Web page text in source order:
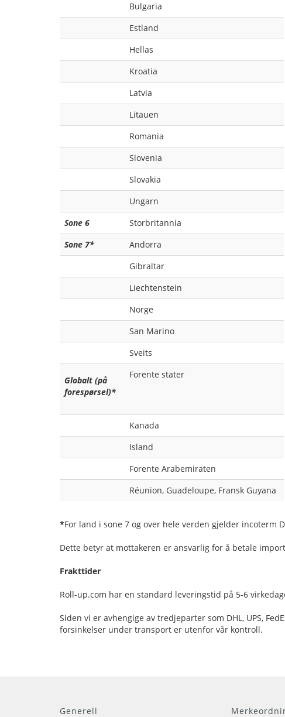
Bulgaria
Estland
Hellas
Kroatia
Latvia
Litauen
Romania
Slovenia
Slovakia
Ungarn
Sone 6
Storbritannia
Sone 7*
Andorra
Gibraltar
Liechtenstein
Norge
San Marino
Sveits
Globalt (på
forespørsel)*
Forente stater
Kanada
Island
Forente Arabemiraten
Réunion, Guadeloupe, Fransk Guyana
*For land i sone 7 og over hele verden gjelder incoterm
Dette betyr at mottakeren er ansvarlig for å betale
Frakttider
Roll-up.com har en standard leveringstid på 5-6
Siden vi er avhengige av tredjeparter som DHL, UPS,
forsinkelser under transport er utenfor vår kontroll.
Generell